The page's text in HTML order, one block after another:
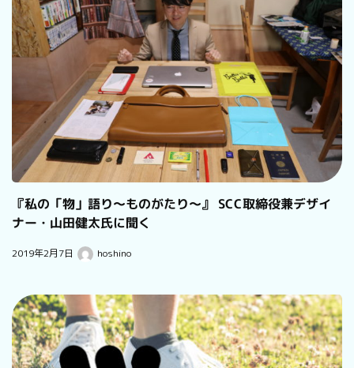
『私の「物」語り～ものがたり～』 SCC取締役兼デザイ
ナー・山田健太氏に聞く
2019年2月7日 hoshino